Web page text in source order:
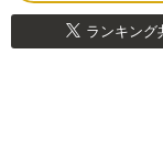
ランキング